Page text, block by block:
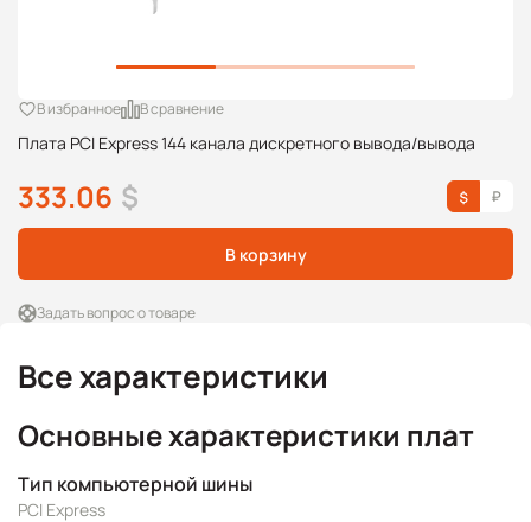
Плата PCI Express 144 канала дискретного вывода/вывода
В избранное В сравнение
333.06 $
В корзину
Задать вопрос о товаре
Все характеристики
Основные характеристики плат
Тип компьютерной шины
PCI Express